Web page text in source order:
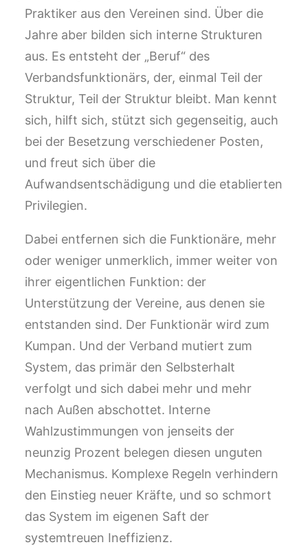
Praktiker aus den Vereinen sind. Über die
Jahre aber bilden sich interne Strukturen
aus. Es entsteht der „Beruf“ des
Verbandsfunktionärs, der, einmal Teil der
Struktur, Teil der Struktur bleibt. Man kennt
sich, hilft sich, stützt sich gegenseitig, auch
bei der Besetzung verschiedener Posten,
und freut sich über die
Aufwandsentschädigung und die etablierten
Privilegien.
Dabei entfernen sich die Funktionäre, mehr
oder weniger unmerklich, immer weiter von
ihrer eigentlichen Funktion: der
Unterstützung der Vereine, aus denen sie
entstanden sind. Der Funktionär wird zum
Kumpan. Und der Verband mutiert zum
System, das primär den Selbsterhalt
verfolgt und sich dabei mehr und mehr
nach Außen abschottet. Interne
Wahlzustimmungen von jenseits der
neunzig Prozent belegen diesen unguten
Mechanismus. Komplexe Regeln verhindern
den Einstieg neuer Kräfte, und so schmort
das System im eigenen Saft der
systemtreuen Ineffizienz.